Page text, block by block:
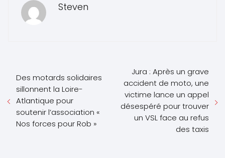
Steven
Des motards solidaires
sillonnent la Loire-
Atlantique pour
soutenir l’association «
Nos forces pour Rob »
Jura : Après un grave
accident de moto, une
victime lance un appel
désespéré pour trouver
un VSL face au refus
des taxis